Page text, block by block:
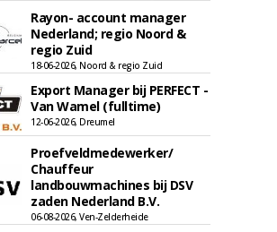
Rayon- account manager
Nederland; regio Noord &
regio Zuid
18-06-2026, Noord & regio Zuid
Export Manager bij PERFECT -
Van Wamel (fulltime)
12-06-2026, Dreumel
Proefveldmedewerker/
Chauffeur
landbouwmachines bij DSV
zaden Nederland B.V.
06-08-2026, Ven-Zelderheide